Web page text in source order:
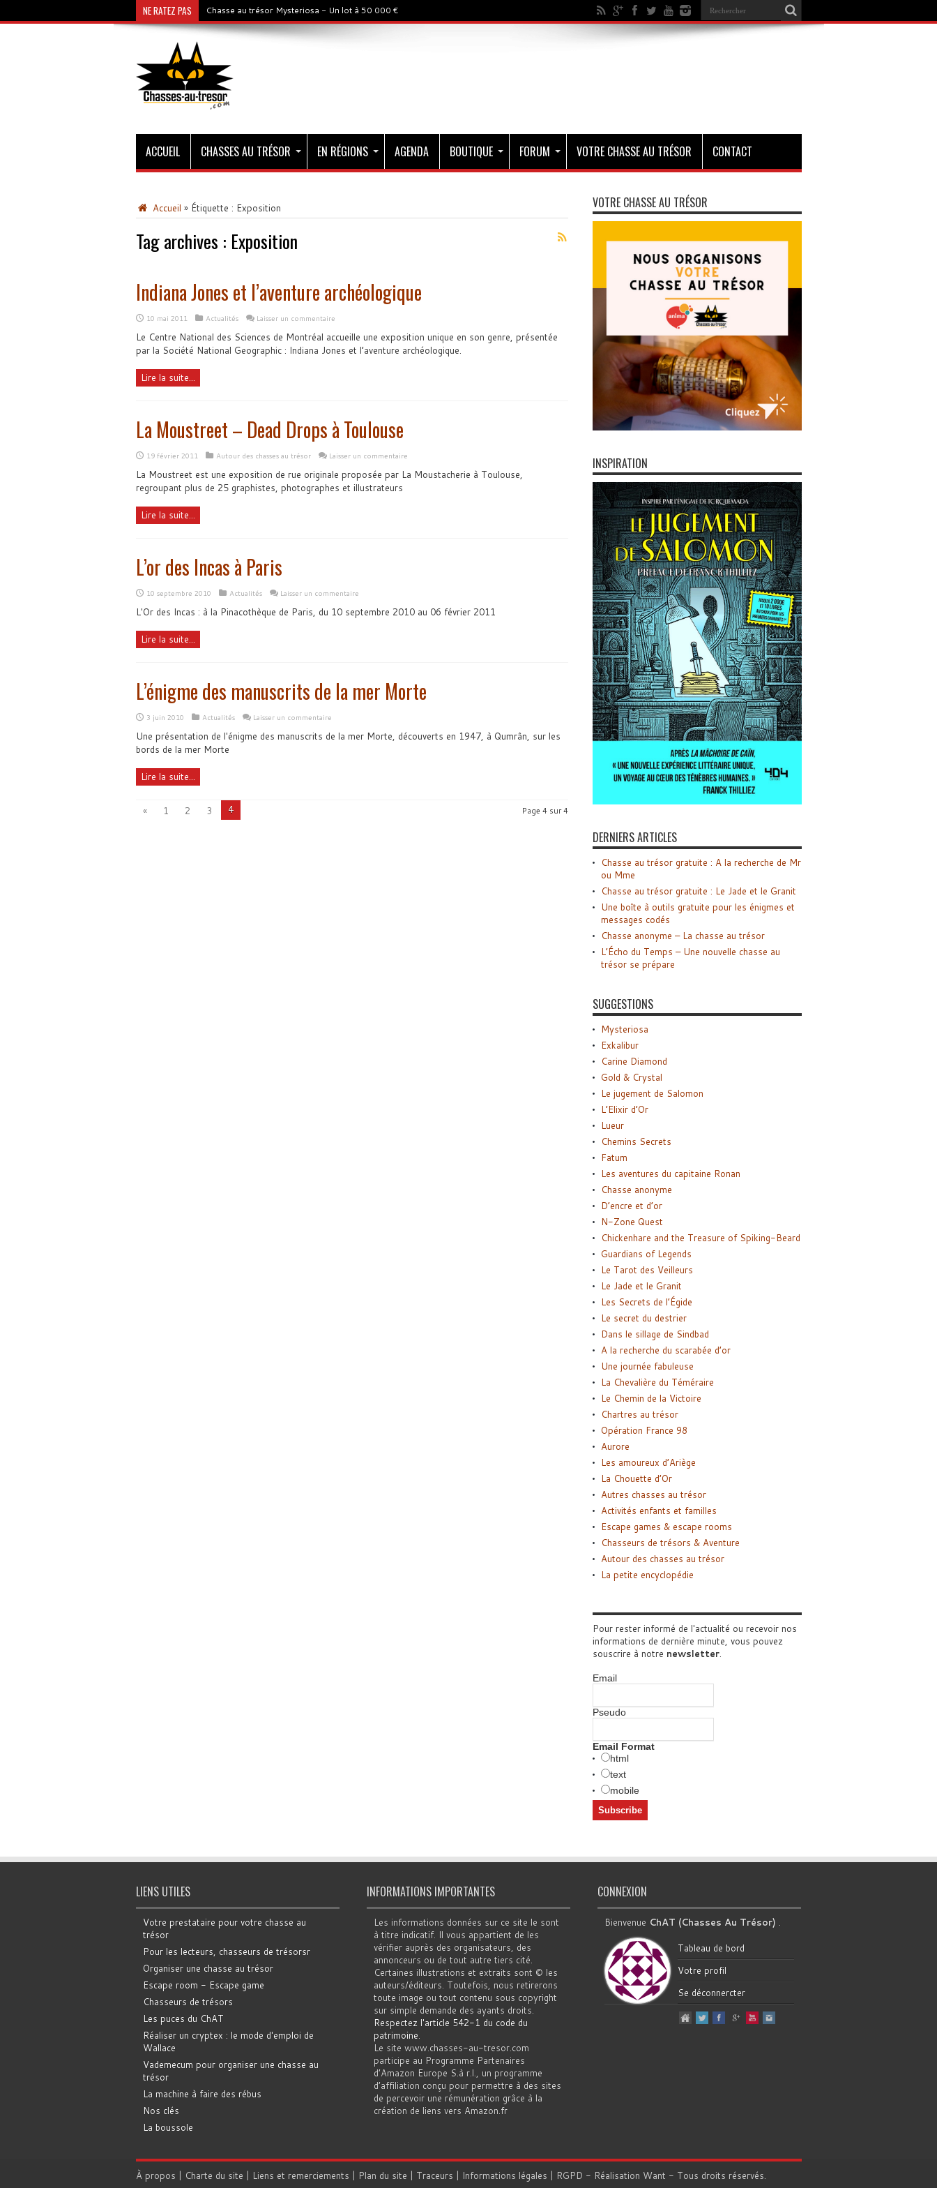
NE RATEZ PAS Chasse au trésor Mysteriosa - Un lot à 50 000 €
ACCUEIL CHASSES AU TRÉSOR EN RÉGIONS AGENDA BOUTIQUE FORUM VOTRE CHASSE AU TRÉSOR CONTACT
Accueil » Étiquette : Exposition
Tag archives : Exposition
Indiana Jones et l’aventure archéologique
10 mai 2011 Actualités Laisser un commentaire
Le Centre National des Sciences de Montréal accueille une exposition unique en son genre, présentée
par la Société National Geographic : Indiana Jones et l’aventure archéologique.
Lire la suite...
La Moustreet – Dead Drops à Toulouse
19 février 2011 Autour des chasses au trésor Laisser un commentaire
La Moustreet est une exposition de rue originale proposée par La Moustacherie à Toulouse,
regroupant plus de 25 graphistes, photographes et illustrateurs
Lire la suite...
L’or des Incas à Paris
10 septembre 2010 Actualités Laisser un commentaire
L'Or des Incas : à la Pinacothèque de Paris, du 10 septembre 2010 au 06 février 2011
Lire la suite...
L’énigme des manuscrits de la mer Morte
3 juin 2010 Actualités Laisser un commentaire
Une présentation de l'énigme des manuscrits de la mer Morte, découverts en 1947, à Qumrân, sur les
bords de la mer Morte
Lire la suite...
Page 4 sur 4
« 1 2 3 4
VOTRE CHASSE AU TRÉSOR
INSPIRATION
DERNIERS ARTICLES
Chasse au trésor gratuite : A la recherche de Mr
ou Mme
Chasse au trésor gratuite : Le Jade et le Granit
Une boîte à outils gratuite pour les énigmes et
messages codés
Chasse anonyme – La chasse au trésor
L’Écho du Temps – Une nouvelle chasse au
trésor se prépare
SUGGESTIONS
Mysteriosa
Exkalibur
Carine Diamond
Gold & Crystal
Le jugement de Salomon
L’Elixir d’Or
Lueur
Chemins Secrets
Fatum
Les aventures du capitaine Ronan
Chasse anonyme
D’encre et d’or
N-Zone Quest
Chickenhare and the Treasure of Spiking-Beard
Guardians of Legends
Le Tarot des Veilleurs
Le Jade et le Granit
Les Secrets de l’Égide
Le secret du destrier
Dans le sillage de Sindbad
A la recherche du scarabée d’or
Une journée fabuleuse
La Chevalière du Téméraire
Le Chemin de la Victoire
Chartres au trésor
Opération France 98
Aurore
Les amoureux d’Ariège
La Chouette d’Or
Autres chasses au trésor
Activités enfants et familles
Escape games & escape rooms
Chasseurs de trésors & Aventure
Autour des chasses au trésor
La petite encyclopédie
Pour rester informé de l'actualité ou recevoir nos
informations de dernière minute, vous pouvez
souscrire à notre newsletter.
Email
Pseudo
Email Format
html
text
mobile
LIENS UTILES
Votre prestataire pour votre chasse au
trésor
Pour les lecteurs, chasseurs de trésorsr
Organiser une chasse au trésor
Escape room - Escape game
Chasseurs de trésors
Les puces du ChAT
Réaliser un cryptex : le mode d'emploi de
Wallace
Vademecum pour organiser une chasse au
trésor
La machine à faire des rébus
Nos clés
La boussole
INFORMATIONS IMPORTANTES
Les informations données sur ce site le sont
à titre indicatif. Il vous appartient de les
vérifier auprès des organisateurs, des
annonceurs ou de tout autre tiers cité.
Certaines illustrations et extraits sont © les
auteurs/éditeurs. Toutefois, nous retirerons
toute image ou tout contenu sous copyright
sur simple demande des ayants droits.
Respectez l'article 542-1 du code du
patrimoine.
Le site www.chasses-au-tresor.com
participe au Programme Partenaires
d’Amazon Europe S.à r.l., un programme
d’affiliation conçu pour permettre à des sites
de percevoir une rémunération grâce à la
création de liens vers Amazon.fr
CONNEXION
Bienvenue ChAT (Chasses Au Trésor) .
Tableau de bord
Votre profil
Se déconnercter
À propos | Charte du site | Liens et remerciements | Plan du site | Traceurs | Informations légales | RGPD - Réalisation Want - Tous droits réservés.